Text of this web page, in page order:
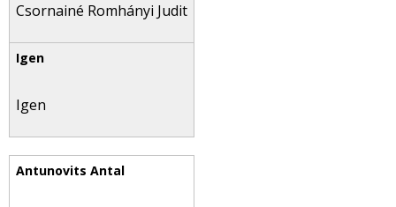
Csornainé Romhányi Judit
Igen